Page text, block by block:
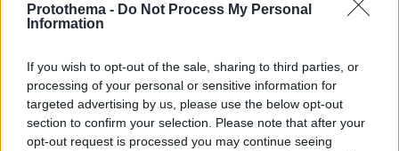
Protothema - Do Not Process My Personal
Information
If you wish to opt-out of the sale, sharing to third parties, or
processing of your personal or sensitive information for
targeted advertising by us, please use the below opt-out
section to confirm your selection. Please note that after your
opt-out request is processed you may continue seeing